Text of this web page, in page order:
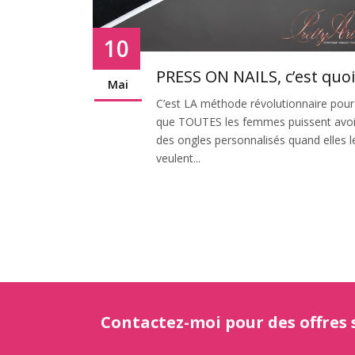
10
Mai PRESS ON NAILS, c’est
C’est LA méthode révolutionnaire pour
que TOUTES les femmes puissent
des ongles personnalisés quand elles
veulent...
Contactez-moi pour des offres